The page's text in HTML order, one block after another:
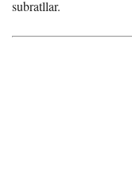
subratllar.